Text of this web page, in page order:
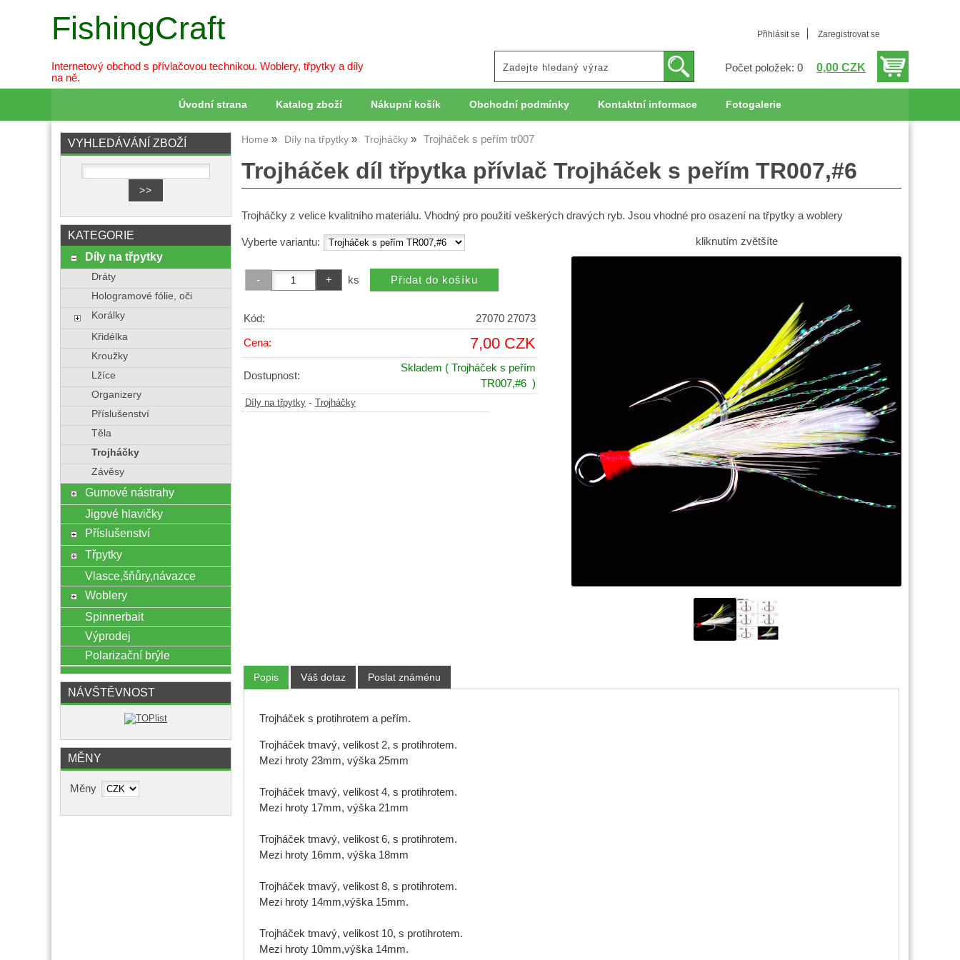
Přihlásit se Zaregistrovat se
Počet položek: 0 0,00 CZK
FishingCraft
Internetový obchod s přívlačovou technikou. Woblery, třpytky a díly
na ně.
Úvodní strana Katalog zboží Nákupní košík Obchodní podmínky Kontaktní informace Fotogalerie
Home Díly na třpytky Trojháčky Trojháček s peřím tr007
Trojháček díl třpytka přívlač Trojháček s peřím TR007,#6
Trojháčky z velice kvalitního materiálu. Vhodný pro použití veškerých dravých ryb. Jsou vhodné pro osazení na třpytky a woblery
kliknutím zvětšíte
Vyberte variantu:
ks
Kód: 27070 27073
Cena: 7,00 CZK
Dostupnost:
Skladem ( Trojháček s peřím
TR007,#6 )
Díly na třpytky - Trojháčky
Popis Váš dotaz Poslat známénu
Trojháček s protihrotem a peřím.
Trojháček tmavý, velikost 2, s protihrotem.
Mezi hroty 23mm, výška 25mm
Trojháček tmavý, velikost 4, s protihrotem.
Mezi hroty 17mm, výška 21mm
Trojháček tmavý, velikost 6, s protihrotem.
Mezi hroty 16mm, výška 18mm
Trojháček tmavý, velikost 8, s protihrotem.
Mezi hroty 14mm,výška 15mm.
Trojháček tmavý, velikost 10, s protihrotem.
Mezi hroty 10mm,výška 14mm.
VYHLEDÁVÁNÍ ZBOŽÍ
KATEGORIE
Díly na třpytky
Dráty
Hologramové fólie, oči
Korálky
Křidélka
Kroužky
Lžíce
Organizery
Příslušenství
Těla
Trojháčky
Závěsy
Gumové nástrahy
Jigové hlavičky
Příslušenství
Třpytky
Vlasce,šňůry,návazce
Woblery
Spinnerbait
Výprodej
Polarizační brýle
NÁVŠTĚVNOST
MĚNY
Měny